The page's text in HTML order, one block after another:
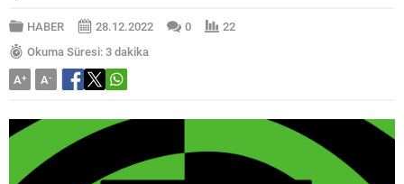
HABER 28.12.2022 0
22
Okuma Süresi: 3 dakika
A+ A-